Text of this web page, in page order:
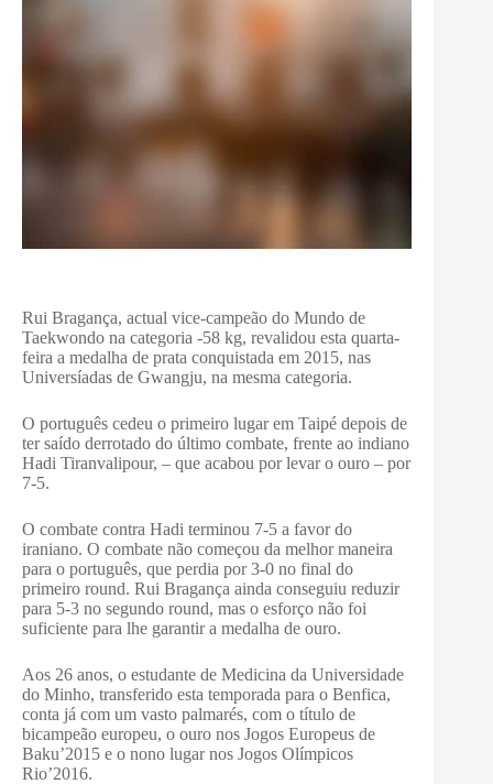
Rui Bragança, actual vice-campeão do Mundo de
Taekwondo na categoria -58 kg, revalidou esta quarta-
feira a medalha de prata conquistada em 2015, nas
Universíadas de Gwangju, na mesma categoria.
O português cedeu o primeiro lugar em Taipé depois de
ter saído derrotado do último combate, frente ao indiano
Hadi Tiranvalipour, – que acabou por levar o ouro – por
7-5.
O combate contra Hadi terminou 7-5 a favor do
iraniano. O combate não começou da melhor maneira
para o português, que perdia por 3-0 no final do
primeiro round. Rui Bragança ainda conseguiu reduzir
para 5-3 no segundo round, mas o esforço não foi
suficiente para lhe garantir a medalha de ouro.
Aos 26 anos, o estudante de Medicina da Universidade
do Minho, transferido esta temporada para o Benfica,
conta já com um vasto palmarés, com o título de
bicampeão europeu, o ouro nos Jogos Europeus de
Baku’2015 e o nono lugar nos Jogos Olímpicos
Rio’2016.